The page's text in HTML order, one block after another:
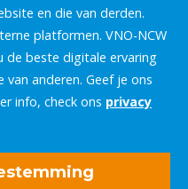
en die van derden.
platformen. VNO-NCW
beste digitale ervaring
anderen. Geef je ons
info, check ons privacy